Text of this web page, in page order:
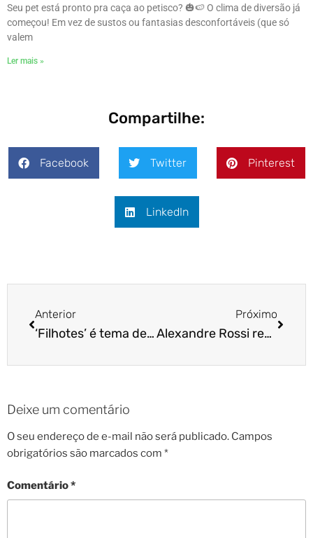
Seu pet está pronto pra caça ao petisco? 🎃🍉 O clima de diversão já
começou! Em vez de sustos ou fantasias desconfortáveis (que só
valem
Ler mais »
Compartilhe:
Facebook Twitter Pinterest
LinkedIn
Anterior
‘Filhotes’ é tema de palestra da equipe Cão Cidadão
Próximo
Alexandre Rossi realiza palestra em Salvador
Deixe um comentário
O seu endereço de e-mail não será publicado. Campos
obrigatórios são marcados com *
Comentário*